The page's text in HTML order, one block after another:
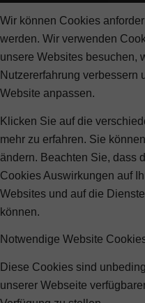
Wir können Cookies
werden. Wir verwenden
unsere Websites besuchen,
Nutzererfahrung verbessern
Website anpassen.
Klicken Sie auf die
mehr zu erfahren. Sie
ändern. Beachten Sie, dass
Cookies Auswirkungen auf
Websites und auf die
können.
Notwendige Website
Diese Cookies sind
unserer Webseite